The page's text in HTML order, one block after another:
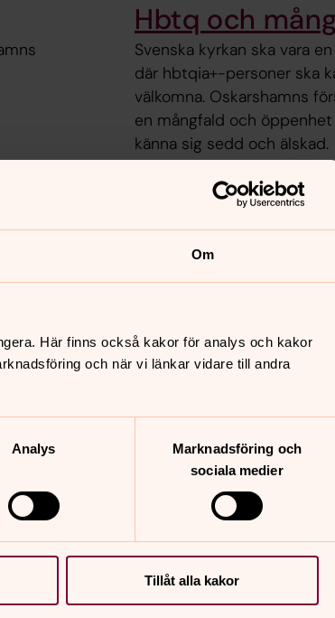
Om
Här finns också kakor för analys och kakor
och när vi länkar vidare till andra
Analys
Marknadsföring och
sociala medier
Tillåt alla kakor
Hbtq och
Svenska kyrkan ska vara
där hbtqia+-personer ska
välkomna. Oskarshamns
en mångfald och
känna sig sedd och älskad.
engagemang
Kvinnor för mission och Damklubben